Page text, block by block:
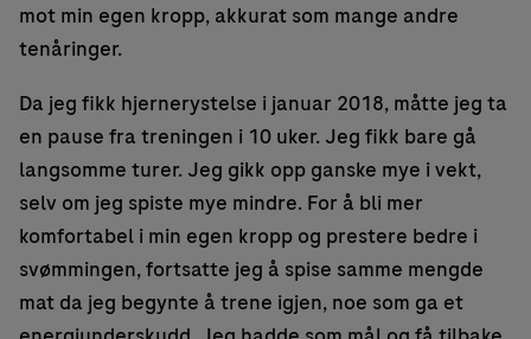
mot min egen kropp, akkurat som mange andre
tenåringer.
Da jeg fikk hjernerystelse i januar 2018, måtte jeg ta
en pause fra treningen i 10 uker. Jeg fikk bare gå
langsomme turer. Jeg gikk opp ganske mye i vekt,
selv om jeg spiste mye mindre. For å bli mer
komfortabel i min egen kropp og prestere bedre i
svømmingen, fortsatte jeg å spise samme mengde
mat da jeg begynte å trene igjen, noe som ga et